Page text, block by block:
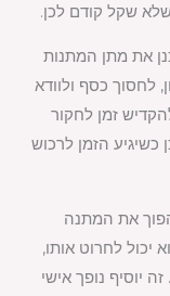
שקל קודם לכן.
את מתן המתנות
לחסוך כסף ולוודא
זמן לחקור
כשיגיע הזמן לרכוש
את המתנה
יכול לחרוט אותו,
יוסיף נופך אישי